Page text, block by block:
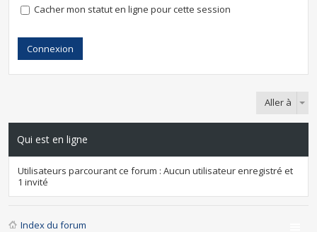
Cacher mon statut en ligne pour cette session
Aller à
Qui est en ligne
Utilisateurs parcourant ce forum : Aucun utilisateur enregistré et
1 invité
Index du forum